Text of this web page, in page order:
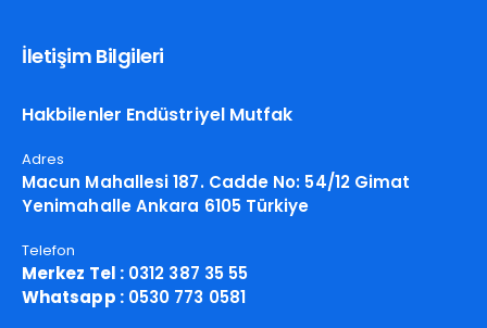
İletişim Bilgileri
Hakbilenler Endüstriyel Mutfak
Adres
Macun Mahallesi 187. Cadde No: 54/12 Gimat
Yenimahalle Ankara 6105 Türkiye
Telefon
Merkez Tel :0312 387 35 55
Whatsapp :0530 773 0581